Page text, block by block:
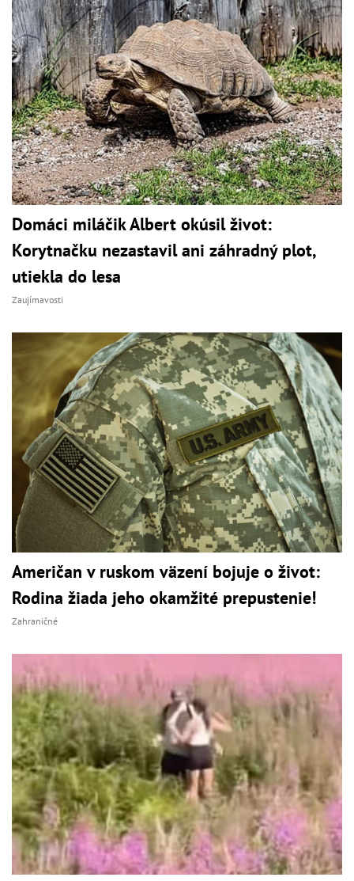
Domáci miláčik Albert okúsil život:
Korytnačku nezastavil ani záhradný plot,
utiekla do lesa
Zaujímavosti
Američan v ruskom väzení bojuje o život:
Rodina žiada jeho okamžité prepustenie!
Zahraničné